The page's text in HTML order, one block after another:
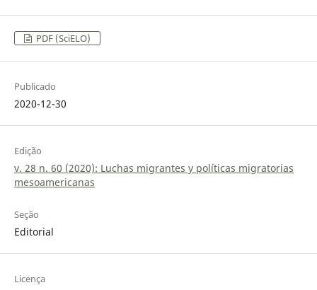
PDF (SciELO)
Publicado
2020-12-30
Edição
v. 28 n. 60 (2020): Luchas migrantes y políticas migratorias
mesoamericanas
Seção
Editorial
Licença